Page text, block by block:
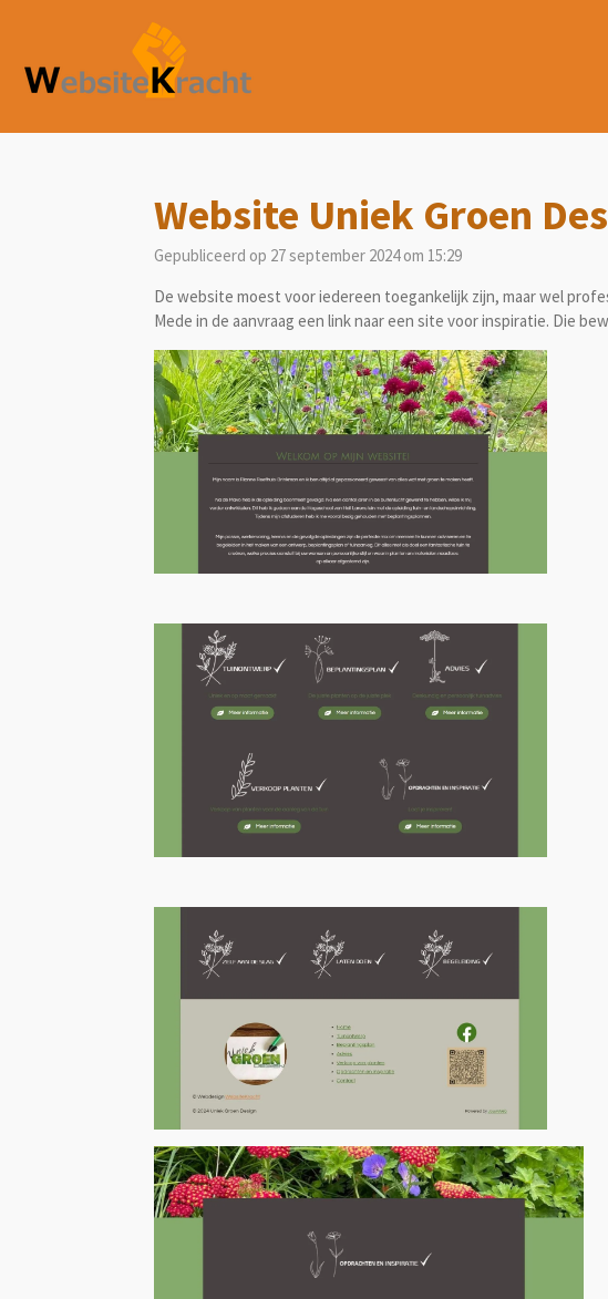
naar
Website Uniek Groen
Gepubliceerd op 27 september 2024 om 15:29
De website moest voor iedereen toegankelijk zijn, maar wel
Mede in de aanvraag een link naar een site voor inspiratie. Die